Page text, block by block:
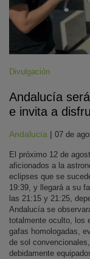
Divulgación
Andalucía
e invita a
Andalucía | 07 de
El próximo 12 de
aficionados a la
eclipses que se
19:39, y llegará a su
las 21:15 y 21:25,
Andalucía se
totalmente oculto, los
gafas homologadas,
de sol
debidamente